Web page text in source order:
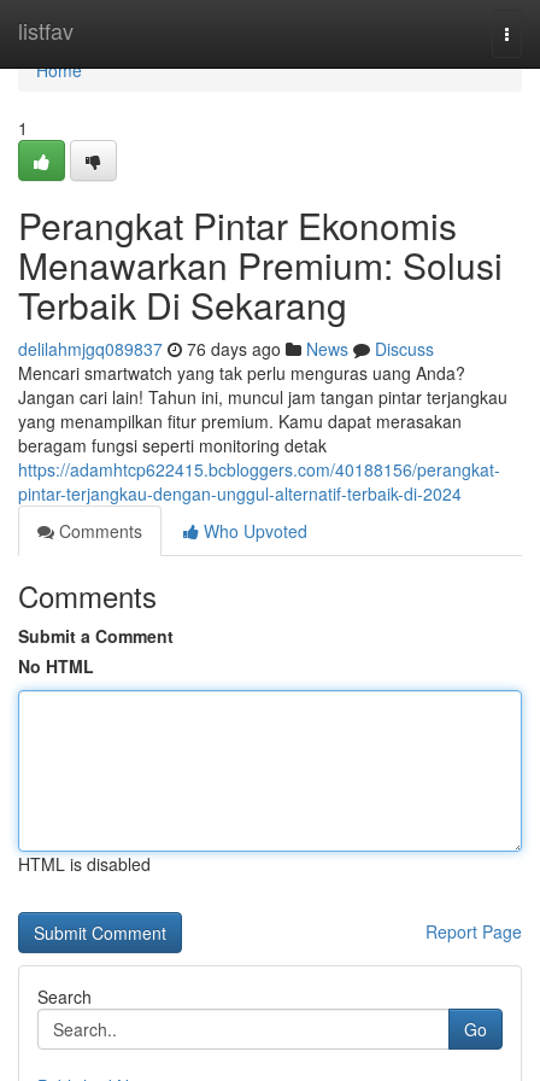
listfav
Home
Home
1
Perangkat Pintar Ekonomis
Menawarkan Premium: Solusi
Terbaik Di Sekarang
delilahmjgq089837 76 days ago News
Discuss
Mencari smartwatch yang tak perlu menguras uang Anda?
Jangan cari lain! Tahun ini, muncul jam tangan pintar terjangkau
yang menampilkan fitur premium. Kamu dapat merasakan
beragam fungsi seperti monitoring detak
https://adamhtcp622415.bcbloggers.com/40188156/perangkat-
pintar-terjangkau-dengan-unggul-alternatif-terbaik-di-2024
Comments
Who Upvoted
Comments
Submit a Comment
No HTML
HTML is disabled
Report Page
Search
Go